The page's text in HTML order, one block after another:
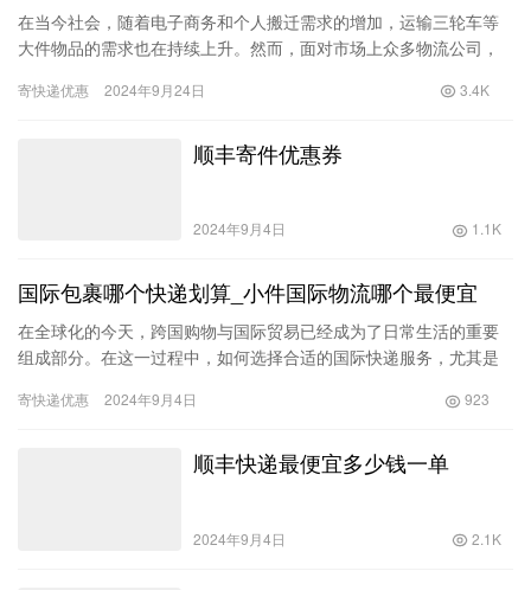
在当今社会，随着电子商务和个人搬迁需求的增加，运输三轮车等
大件物品的需求也在持续上升。然而，面对市场上众多物流公司，
入…
寄快递优惠 2024年9月24日 3.4K
顺丰寄件优惠券
2024年9月4日 1.1K
国际包裹哪个快递划算_小件国际物流哪个最便宜
在全球化的今天，跨国购物与国际贸易已经成为了日常生活的重要
组成部分。在这一过程中，如何选择合适的国际快递服务，尤其是
和物流…
寄快递优惠 2024年9月4日 923
顺丰快递最便宜多少钱一单
2024年9月4日 2.1K